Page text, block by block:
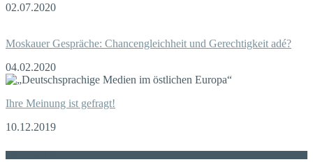
02.07.2020
Moskauer Gespräche: Chancengleichheit und Gerechtigkeit adé?
04.02.2020
Ihre Meinung ist gefragt!
10.12.2019